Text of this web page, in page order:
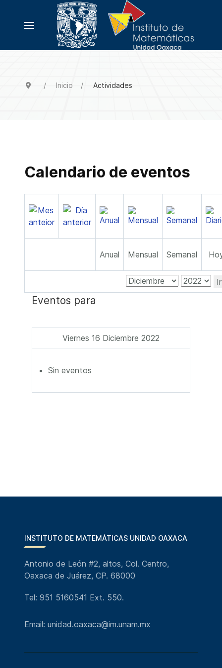
Inicio Actividades
Calendario de eventos
Anual Mensual Semanal
Eventos para
Viernes 16 Diciembre 2022
Sin eventos
INSTITUTO DE MATEMÁTICAS UNIDAD OAXACA
Antonio de León #2, altos, Col. Centro,
Oaxaca de Juárez, CP. 68000
Tel: 951 5160541 Ext. 550.
Email: unidad.oaxaca@im.unam.mx